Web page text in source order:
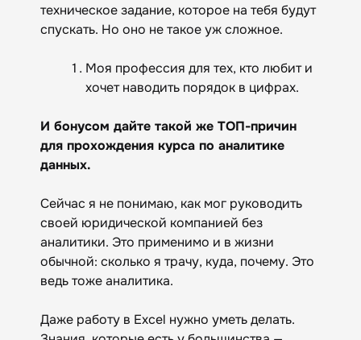
техническое задание, которое на тебя будут
спускать. Но оно не такое уж сложное.
Моя профессия для тех, кто любит и
хочет наводить порядок в цифрах.
И бонусом дайте такой же ТОП-причин
для прохождения курса по аналитике
данных.
Сейчас я не понимаю, как мог руководить
своей юридической компанией без
аналитики. Это применимо и в жизни
обычной: сколько я трачу, куда, почему. Это
ведь тоже аналитика.
Даже работу в Excel нужно уметь делать.